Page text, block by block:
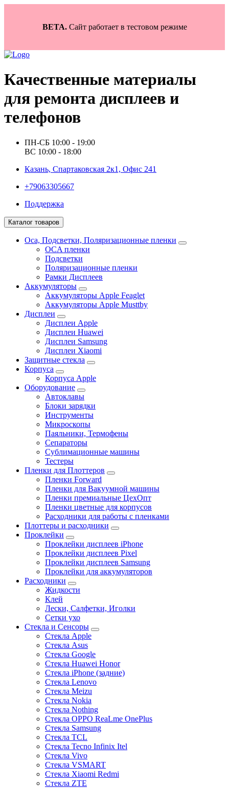
BETA.Сайт работает в тестовом режиме
Качественные материалы
для ремонта дисплеев и
телефонов
ПН-СБ 10:00 - 19:00
ВС 10:00 - 18:00
Казань, Спартаковская 2к1, Офис 241
+79063305667
Поддержка
Каталог товаров
Oca, Подсветки, Поляризационные пленки
OCA пленки
Подсветки
Поляризационные пленки
Рамки Дисплеев
Аккумуляторы
Аккумуляторы Apple Feaglet
Аккумуляторы Apple Musttby
Дисплеи
Дисплеи Apple
Дисплеи Huawei
Дисплеи Samsung
Дисплеи Xiaomi
Защитные стекла
Корпуса
Корпуса Apple
Оборудование
Автоклавы
Блоки зарядки
Инструменты
Микроскопы
Паяльники, Термофены
Сепараторы
Сублимационные машины
Тестеры
Пленки для Плоттеров
Пленки Forward
Пленки для Вакуумной машины
Пленки премиальные ЦехОпт
Пленки цветные для корпусов
Расходники для работы с пленками
Плоттеры и расходники
Проклейки
Проклейки дисплеев iPhone
Проклейки дисплеев Pixel
Проклейки дисплеев Samsung
Проклейки для аккумуляторов
Расходники
Жидкости
Клей
Лески, Салфетки, Иголки
Сетки ухо
Стекла и Сенсоры
Стекла Apple
Стекла Asus
Стекла Google
Стекла Huawei Honor
Стекла iPhone (задние)
Стекла Lenovo
Стекла Meizu
Стекла Nokia
Стекла Nothing
Стекла OPPO ReaLme OnePlus
Стекла Samsung
Стекла TCL
Стекла Tecno Infinix Itel
Стекла Vivo
Стекла VSMART
Стекла Xiaomi Redmi
Стекла ZTE